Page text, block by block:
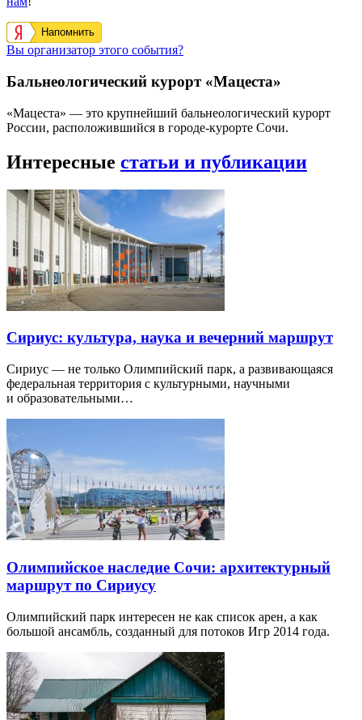
Напомнить
Вы организатор этого события?
Бальнеологический курорт «Мацеста»
«Мацеста» — это крупнейший бальнеологический курорт
России, расположившийся в городе-курорте Сочи.
Интересные статьи и публикации
Сириус: культура, наука и вечерний маршрут
Сириус — не только Олимпийский парк, а развивающаяся
федеральная территория с культурными, научными
и образовательными…
Олимпийское наследие Сочи: архитектурный
маршрут по Сириусу
Олимпийский парк интересен не как список арен, а как
большой ансамбль, созданный для потоков Игр 2014 года.